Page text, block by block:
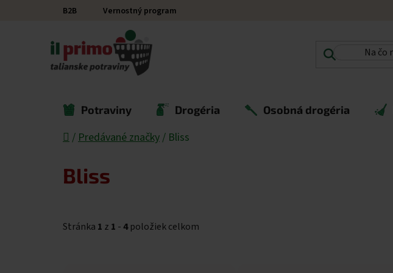
Prejsť na obsahB2B Vernostný program
Potraviny Drogéria Osobná drogéria
Domov
/ Predávané značky / Bliss
Bliss
Stránka 1 z 1 -4položiek celkom